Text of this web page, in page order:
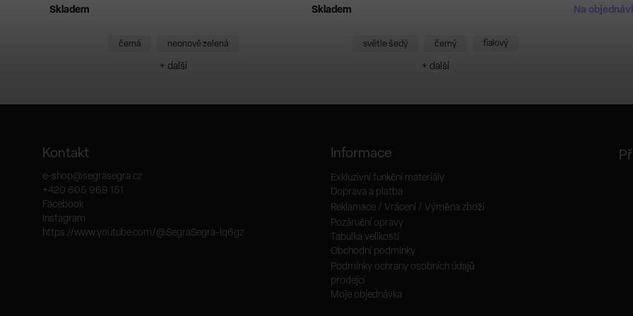
Skladem
černá neonově zelená
+ další
Skladem
světle šedý černý fialový
+ další
Na
Kontakt
e-shop@segrasegra.cz
+420 605 969 151
Facebook
Instagram
https://www.youtube.com/@SegraSegra-lq6gz
Informace
Exkluzivní funkční materiály
Doprava a platba
Reklamace / Vrácení / Výměna zboží
Pozáruční opravy
Tabulka velikostí
Obchodní podmínky
Podmínky ochrany osobních údajů
prodejci
Moje objednávka